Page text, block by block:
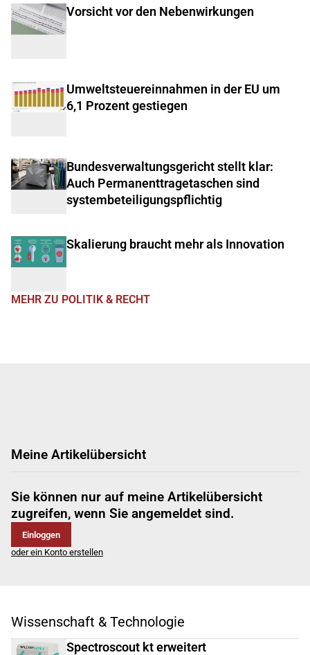
Vorsicht vor den Nebenwirkungen
Umweltsteuereinnahmen in der EU um
6,1 Prozent gestiegen
Bundesverwaltungsgericht stellt klar:
Auch Permanenttragetaschen sind
systembeteiligungspflichtig
Skalierung braucht mehr als Innovation
MEHR ZU POLITIK & RECHT
Meine Artikelübersicht
Sie können nur auf meine Artikelübersicht
zugreifen, wenn Sie angemeldet sind.
Einloggen
oder ein Konto erstellen
Wissenschaft & Technologie
Spectroscout kt erweitert